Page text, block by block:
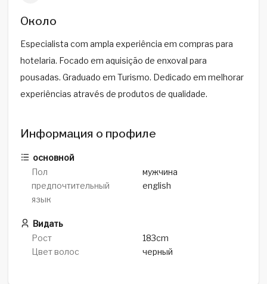
Около
Especialista com ampla experiência em compras para
hotelaria. Focado em aquisição de enxoval para
pousadas. Graduado em Turismo. Dedicado em melhorar
experiências através de produtos de qualidade.
Информация о профиле
основной
Пол
мужчина
предпочтительный
язык
english
Видать
Рост
183cm
Цвет волос
черный